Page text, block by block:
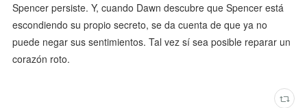
Spencer persiste. Y, cuando Dawn descubre que Spencer está
escondiendo su propio secreto, se da cuenta de que ya no
puede negar sus sentimientos. Tal vez sí sea posible reparar un
corazón roto.